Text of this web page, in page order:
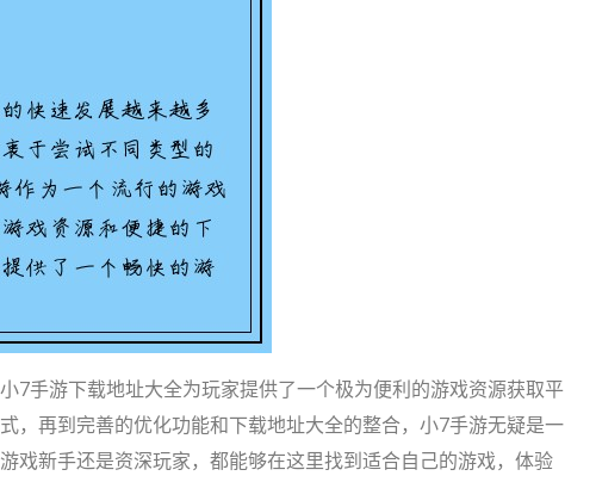
7手游下载地址大全为玩家提供了一个极为便利的游戏资源获取平
，再到完善的优化功能和下载地址大全的整合，小7手游无疑是一
戏新手还是资深玩家，都能够在这里找到适合自己的游戏，体验